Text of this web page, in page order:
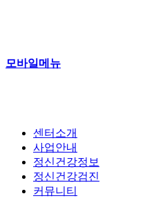
모바일메뉴
센터소개
사업안내
정신건강정보
정신건강검진
커뮤니티